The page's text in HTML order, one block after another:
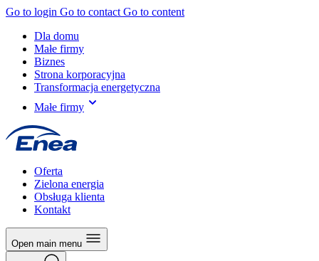
Go to login Go to contact Go to content
Dla domu
Małe firmy
Biznes
Strona korporacyjna
Transformacja energetyczna
Małe firmy
Oferta
Zielona energia
Obsługa klienta
Kontakt
Open main menu